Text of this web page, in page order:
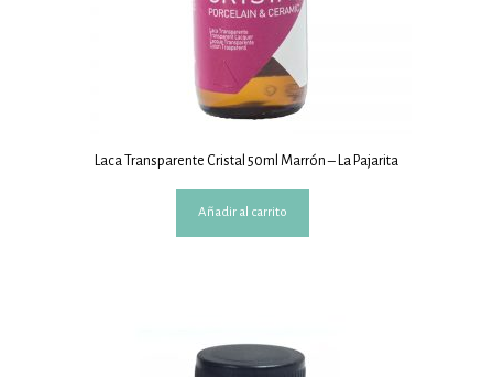
Laca Transparente Cristal 50ml Marrón – La Pajarita
Añadir al carrito